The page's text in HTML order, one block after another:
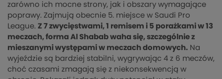
zarówno ich mocne strony, jak i obszary wymagające
poprawy. Zajmują obecnie 5. miejsce w Saudi Pro
League. Z 7 zwycięstwami, 1 remisem i 5 porażkami w 13
meczach, forma Al Shabab waha się, szczególnie z
mieszanymi występami w meczach domowych. Na
wyjeździe są bardziej stabilni, wygrywając 4 z 6 meczów,
choć czasami zmagają się z niekonsekwencją w